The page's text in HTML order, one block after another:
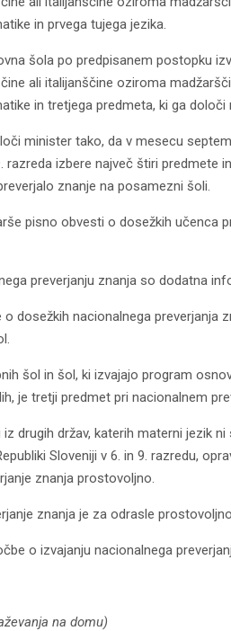
in prvega tujega jezika.
šola po predpisanem postopku
ali italijanščine oziroma
in tretjega predmeta, ki ga določi
minister tako, da v mesecu
razreda izbere največ štiri predmete
znanje na posamezni šoli.
pisno obvesti o dosežkih učenca
preverjanju znanja so dodatna
o dosežkih nacionalnega preverjanja
šol in šol, ki izvajajo program
je tretji predmet pri nacionalnem
drugih držav, katerih materni jezik
Sloveniji v 6. in 9. razredu,
znanja prostovoljno.
znanja je za odrasle
o izvajanju nacionalnega
na domu)